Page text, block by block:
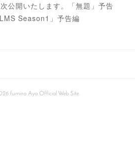
公開いたします。「無題」予告
Season1」予告編
fumino Aya Official Web Site.